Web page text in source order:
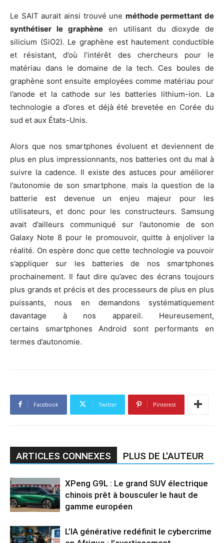
Le SAIT aurait ainsi trouvé une méthode permettant de
synthétiser le graphène en utilisant du dioxyde de
silicium (SiO2). Le graphène est hautement conductible
et résistant, d’où l’intérêt des chercheurs pour le
matériau dans le domaine de la tech. Ces boules de
graphène sont ensuite employées comme matériau pour
l’anode et la cathode sur les batteries lithium-ion. La
technologie a d’ores et déjà été brevetée en Corée du
sud et aux États-Unis.
Alors que nos smartphones évoluent et deviennent de
plus en plus impressionnants, nos batteries ont du mal à
suivre la cadence. Il existe des astuces pour améliorer
l’autonomie de son smartphone, mais la question de la
batterie est devenue un enjeu majeur pour les
utilisateurs, et donc pour les constructeurs. Samsung
avait d’ailleurs communiqué sur l’autonomie de son
Galaxy Note 8 pour le promouvoir, quitte à enjoliver la
réalité. On espère donc que cette technologie va pouvoir
s’appliquer sur les batteries de nos smartphones
prochainement. Il faut dire qu’avec des écrans toujours
plus grands et précis et des processeurs de plus en plus
puissants, nous en demandons systématiquement
davantage à nos appareil. Heureusement,
certains smartphones Android sont performants en
termes d’autonomie.
Facebook Twitter Pinterest
ARTICLES CONNEXES PLUS DE L'AUTEUR
XPeng G9L : Le grand SUV électrique
chinois prêt à bousculer le haut de
gamme européen
L’IA générative redéfinit le cybercrime